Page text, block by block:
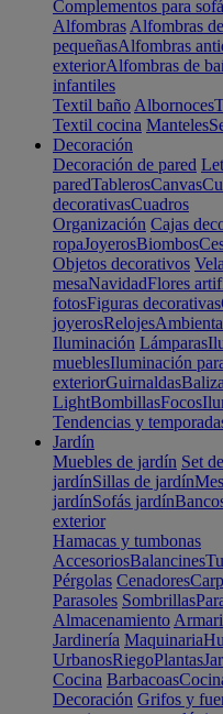
Complementos para
Alfombras Alfombras
pequeñasAlfombras
exteriorAlfombras de
infantiles
Textil baño Albornoces
Textil cocina Manteles
Decoración
Decoración de pared
paredTablerosCanvas
decorativasCuadros
Organización Cajas
ropaJoyerosBiombos
Objetos decorativos
mesaNavidadFlores
fotosFiguras decorativas
joyerosRelojes
Iluminación Lámparas
mueblesIluminación
exteriorGuirnaldas
LightBombillasFocos
Tendencias y
Jardín
Muebles de jardín Set
jardínSillas de jardín
jardínSofás jardín
exterior
Hamacas y tumbonas
AccesoriosBalancines
Pérgolas Cenadores
Parasoles Sombrillas
Almacenamiento
Jardinería Maquinaria
UrbanosRiegoPlantas
Cocina Barbacoas
Decoración Grifos y